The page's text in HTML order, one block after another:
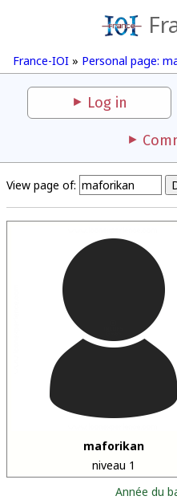
France-IOI » Personal page:
Log in
View page of:
maforikan
niveau 1
Année du